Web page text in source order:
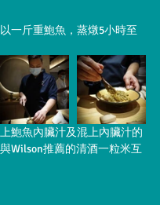
一斤重鮑魚，蒸燉5小時至
鮑魚內臟汁及混上內臟汁的
Wilson推薦的清酒一粒米互